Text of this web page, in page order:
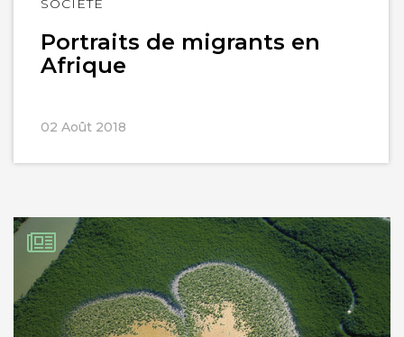
Portraits de migrants en
Afrique
02 Août 2018